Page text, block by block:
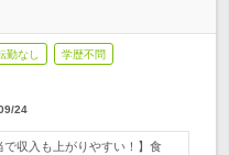
勤なし 学歴不問
24
で収入も上がりやすい！】食